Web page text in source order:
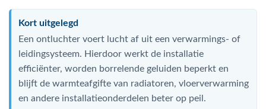
Kort uitgelegd
Een ontluchter voert lucht af uit een verwarmings- of
leidingsysteem. Hierdoor werkt de installatie
efficiënter, worden borrelende geluiden beperkt en
blijft de warmteafgifte van radiatoren, vloerverwarming
en andere installatieonderdelen beter op peil.